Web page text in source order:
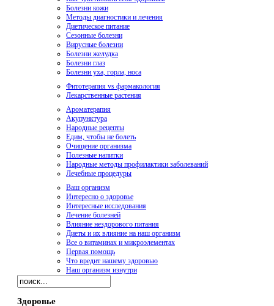
Болезни кожи
Методы диагностики и лечения
Диетическое питание
Сезонные болезни
Вирусные болезни
Болезни желудка
Болезни глаз
Болезни уха, горла, носа
Фитотерапия vs фармакология
Лекарственные растения
Ароматерапия
Акупунктура
Народные рецепты
Едим, чтобы не болеть
Очищение организма
Полезные напитки
Народные методы профилактики заболеваний
Лечебные процедуры
Ваш организм
Интересно о здоровье
Интересные исследования
Лечение болезней
Влияние нездорового питания
Диеты и их влияние на наш организм
Все о витаминах и микроэлементах
Первая помощь
Что вредит нашему здоровью
Наш организм изнутри
Здоровье